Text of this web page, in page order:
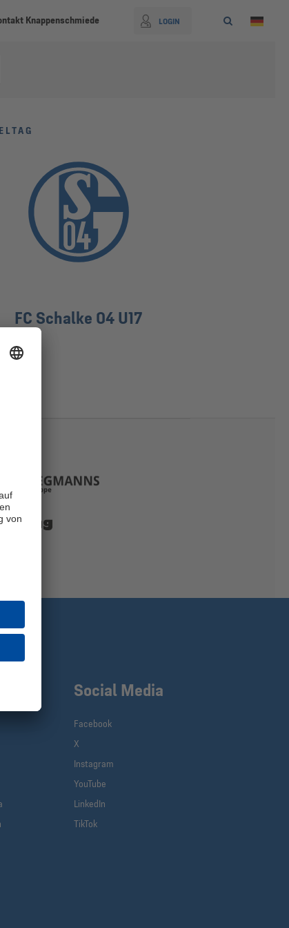
Knappenschmiede LOGIN
FC Schalke 04 U17
Social Media
Facebook
X
Instagram
YouTube
LinkedIn
TikTok